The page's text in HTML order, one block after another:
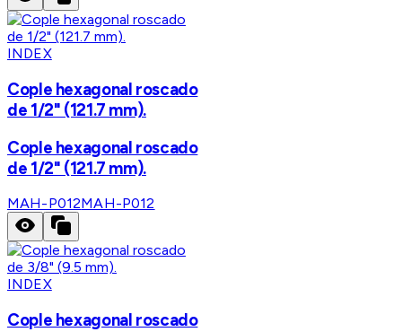
INDEX
Cople hexagonal roscado
de 1/2" (121.7 mm).
Cople hexagonal roscado
de 1/2" (121.7 mm).
MAH-P012MAH-P012
INDEX
Cople hexagonal roscado